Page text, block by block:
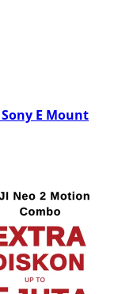
Sony E Mount